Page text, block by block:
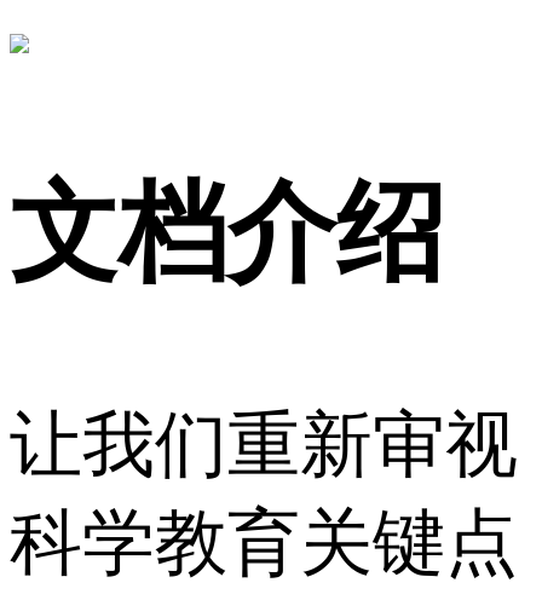
文档介绍
让我们重新审视
科学教育关键点